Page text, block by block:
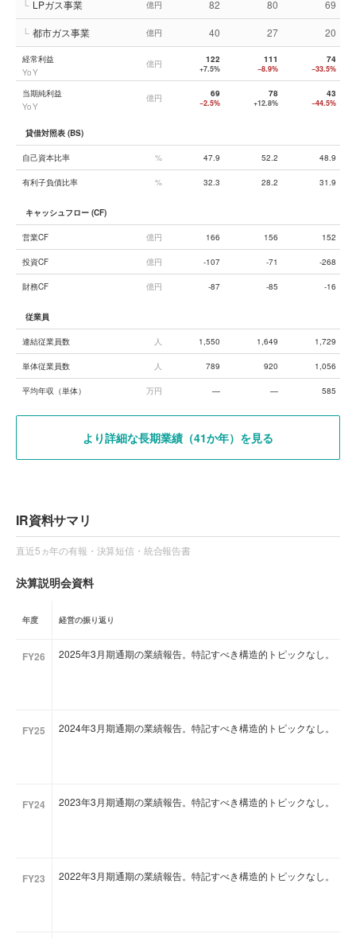
└ LPガス事業 億円 82 80 69
└ 都市ガス事業 億円 40 27 20
経常利益
YoY
億円 122
+7.5%
111
−8.9%
74
−33.5%
当期純利益
YoY
億円 69
−2.5%
78
+12.8%
43
−44.5%
貸借対照表 (BS)
自己資本比率 % 47.9 52.2 48.9
有利子負債比率 % 32.3 28.2 31.9
キャッシュフロー (CF)
営業CF 億円 166 156 152
投資CF 億円 -107 -71 -268
財務CF 億円 -87 -85 -16
従業員
連結従業員数 人 1,550 1,649 1,729
単体従業員数 人 789 920 1,056
平均年収（単体） 万円 — — 585
より詳細な長期業績（41か年）を見る
IR資料サマリ
直近5ヵ年の有報・決算短信・統合報告書
決算説明会資料
年度 経営の振り返り
FY26 2025年3月期通期の業績報告。特記すべき構造的トピックなし。
FY25 2024年3月期通期の業績報告。特記すべき構造的トピックなし。
FY24 2023年3月期通期の業績報告。特記すべき構造的トピックなし。
FY23 2022年3月期通期の業績報告。特記すべき構造的トピックなし。